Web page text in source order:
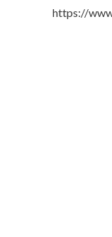
https://